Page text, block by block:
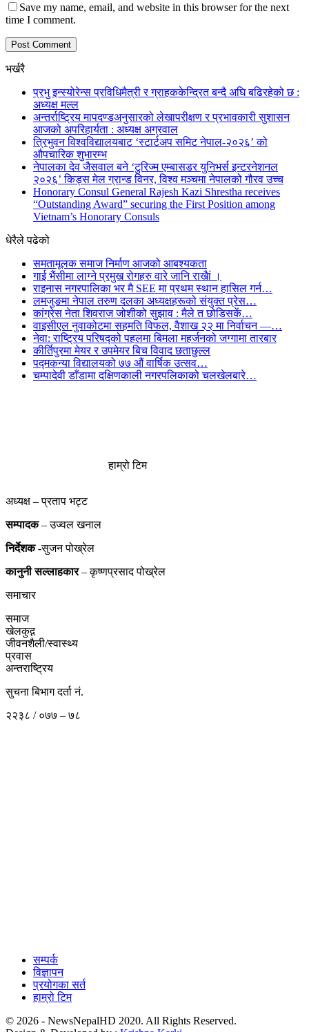
Save my name, email, and website in this browser for the next
time I comment.
भर्खरै
प्रभु इन्स्योरेन्स प्रविधिमैत्री र ग्राहककेन्द्रित बन्दै अघि बढिरहेको छ :
अध्यक्ष मल्ल
अन्तर्राष्ट्रिय मापदण्डअनुसारको लेखापरीक्षण र प्रभावकारी सुशासन
आजको अपरिहार्यता : अध्यक्ष अग्रवाल
त्रिभुवन विश्वविद्यालयबाट ‘स्टार्टअप समिट नेपाल-२०२६’ को
औपचारिक शुभारम्भ
नेपालका देव जैसवाल बने ‘टुरिज्म एम्बासडर युनिभर्स इन्टरनेशनल
२०२६’ किड्स मेल ग्रान्ड विनर, विश्व मञ्चमा नेपालको गौरव उच्च
Honorary Consul General Rajesh Kazi Shrestha receives
“Outstanding Award” securing the First Position among
Vietnam’s Honorary Consuls
धेरैले पढेको
समतामूलक समाज निर्माण आजको आबश्यकता
गाई भैंसीमा लाग्ने प्रमुख रोगहरु वारे जानि राखैां ।
राइनास नगरपालिका भर मै SEE मा प्रथम स्थान हासिल गर्न…
लमजुङमा नेपाल तरुण दलका अध्यक्षहरूको संयुक्त प्रेस…
कांग्रेस नेता शिवराज जोशीको सुझाव : मैले त छोडिसकें…
वाइसीएल नुवाकोटमा सहमति विफल, वैशाख २२ मा निर्वाचन —…
नेवा: राष्ट्रिय परिषद्को पहलमा बिमला महर्जनको जग्गामा तारबार
कीर्तिपुरमा मेयर र उपमेयर बिच विवाद छताछुल्ल
पद्मकन्या विद्यालयको ७७ औं ‌‌वार्षिक ‌उत्सव…
चम्पादेवी डाँडामा दक्षिणकाली नगरपलिकाको चलखेलबारे…
हाम्रो टिम
अध्यक्ष – प्रताप भट्ट
सम्पादक– उज्वल खनाल
निर्देशक-सुजन पोख्रेल
कानुनी सल्लाहकार– कृष्णप्रसाद पोख्रेल
समाचार
समाज
खेलकुद़़
जीवनशैली/स्वास्थ्य
प्रवास
अन्तराष्ट्रिय
सुचना बिभाग दर्ता नं.
२२३८ / ०७७ – ७८
सम्पर्क
विज्ञापन
प्रयोगका सर्त
हाम्रो टिम
© 2026 - NewsNepalHD 2020. All Rights Reserved.